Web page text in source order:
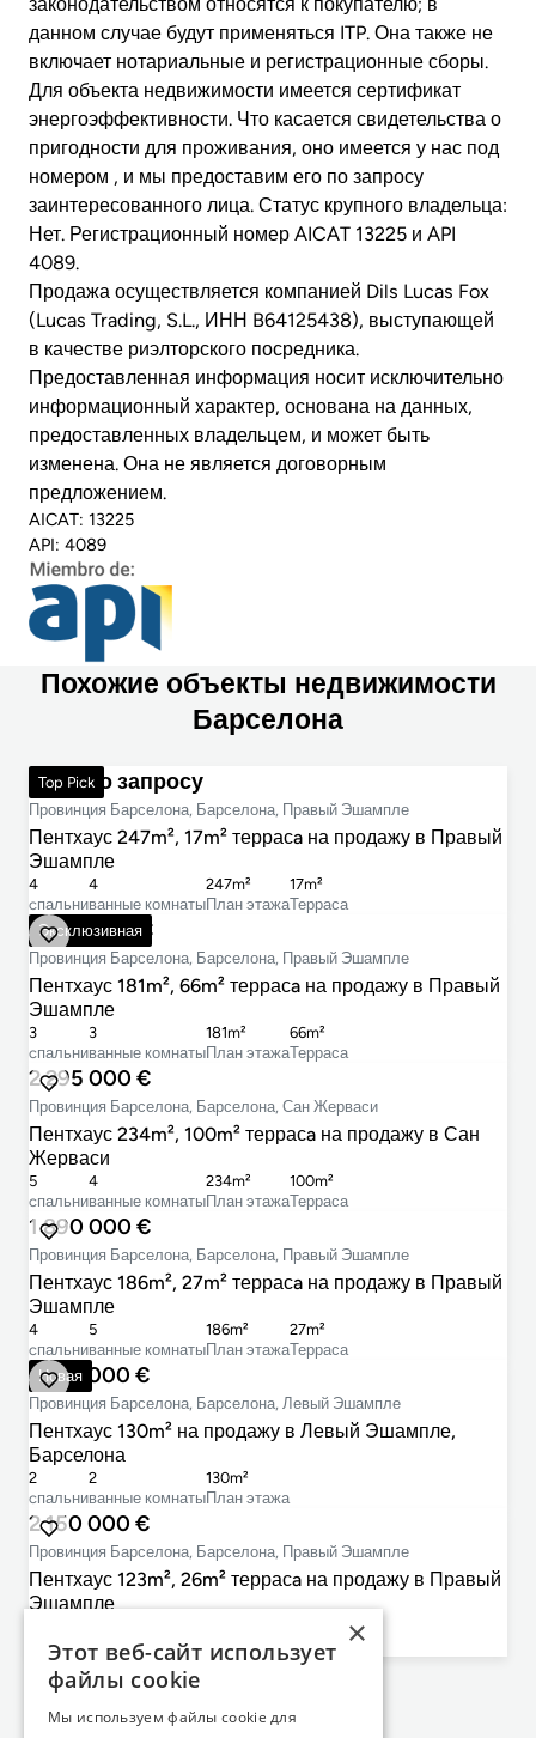
законодательством относятся к покупателю; в
данном случае будут применяться ITP. Она также не
включает нотариальные и регистрационные сборы.
Для объекта недвижимости имеется сертификат
энергоэффективности. Что касается свидетельства о
пригодности для проживания, оно имеется у нас под
номером , и мы предоставим его по запросу
заинтересованного лица. Статус крупного владельца:
Нет. Регистрационный номер AICAT 13225 и API
4089.
Продажа осуществляется компанией Dils Lucas Fox
(Lucas Trading, S.L., ИНН B64125438), выступающей
в качестве риэлторского посредника.
Предоставленная информация носит исключительно
информационный характер, основана на данных,
предоставленных владельцем, и может быть
изменена. Она не является договорным
предложением.
AICAT: 13225
API: 4089
Похожие объекты недвижимости
Барселона
Top Pick
Цена по запросу
Провинция Барселона, Барселона, Правый Эшампле
Пентхаус 247m², 17m² террасa на продажу в Правый
Эшампле
cпальни
4
ванные комнаты
4
План этажа
247m²
Терраса
17m²
Эксклюзивная
2 650 000 €
Провинция Барселона, Барселона, Правый Эшампле
Пентхаус 181m², 66m² террасa на продажу в Правый
Эшампле
cпальни
3
ванные комнаты
3
План этажа
181m²
Терраса
66m²
2 295 000 €
Провинция Барселона, Барселона, Сан Жерваси
Пентхаус 234m², 100m² террасa на продажу в Сан
Жерваси
cпальни
5
ванные комнаты
4
План этажа
234m²
Терраса
100m²
1 890 000 €
Провинция Барселона, Барселона, Правый Эшампле
Пентхаус 186m², 27m² террасa на продажу в Правый
Эшампле
cпальни
4
ванные комнаты
5
План этажа
186m²
Терраса
27m²
Новая
1 695 000 €
Провинция Барселона, Барселона, Левый Эшампле
Пентхаус 130m² на продажу в Левый Эшампле,
Барселона
cпальни
2
ванные комнаты
2
План этажа
130m²
2 150 000 €
Провинция Барселона, Барселона, Правый Эшампле
Пентхаус 123m², 26m² террасa на продажу в Правый
Эшампле
cпальниванные комнаты План этажа Терраса
Не нашли то, что искали?
×
Этот веб-сайт использует
файлы cookie
Мы используем файлы cookie для